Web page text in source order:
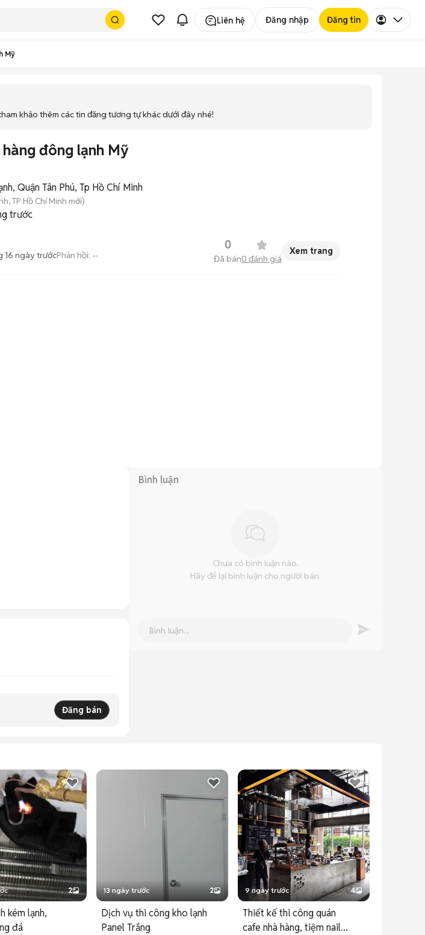
Liên hệ Đăng nhập Đăng tin
Mỹ
khảo thêm các tin đăng tương tự khác dưới đây nhé!
đông lạnh Mỹ
Quận Tân Phú, Tp Hồ Chí Minh
TP Hồ Chí Minh mới)
trước
16 ngày trướcPhản hồi: --
0
Đã bán0 đánh giá
Xem trang
Đăng bán
Bình luận
Chưa có bình luận nào.
Hãy để lại bình luận cho người bán.
2
kém lạnh,
đá
13 ngày trước 2
Dịch vụ thi công kho lạnh
Panel Trắng
9 ngày trước 4
Thiết kế thi công quán
cafe nhà hàng, tiệm nail...